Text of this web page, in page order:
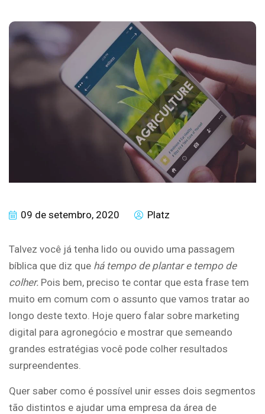
09 de setembro, 2020 Platz
Talvez você já tenha lido ou ouvido uma passagem
bíblica que diz que há tempo de plantar e tempo de
colher. Pois bem, preciso te contar que esta frase tem
muito em comum com o assunto que vamos tratar ao
longo deste texto. Hoje quero falar sobre marketing
digital para agronegócio e mostrar que semeando
grandes estratégias você pode colher resultados
surpreendentes.
Quer saber como é possível unir esses dois segmentos
tão distintos e ajudar uma empresa da área de